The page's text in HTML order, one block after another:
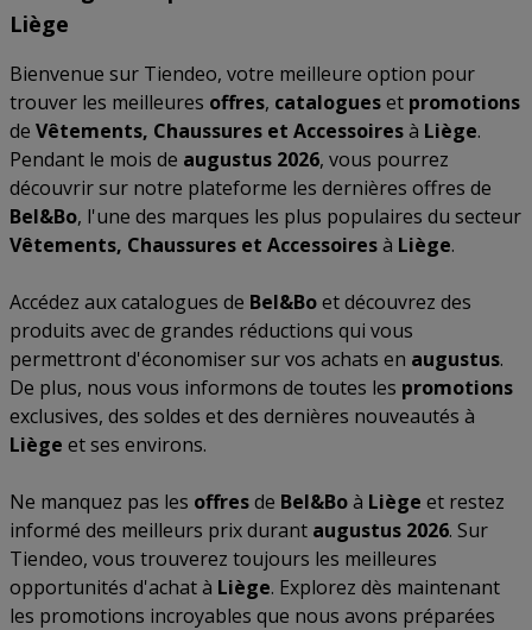
Liège
Bienvenue sur Tiendeo, votre meilleure option pour
trouver les meilleures offres, catalogueset promotions
de Vêtements, Chaussures et Accessoiresà Liège.
Pendant le mois de augustus 2026, vous pourrez
découvrir sur notre plateforme les dernières offres de
Bel&Bo, l'une des marques les plus populaires du secteur
Vêtements, Chaussures et Accessoiresà Liège.
Accédez aux catalogues de Bel&Boet découvrez des
produits avec de grandes réductions qui vous
permettront d'économiser sur vos achats en augustus.
De plus, nous vous informons de toutes les promotions
exclusives, des soldes et des dernières nouveautés à
Liège et ses environs.
Ne manquez pas les offresde Bel&Boà Liège et restez
informé des meilleurs prix durant augustus 2026. Sur
Tiendeo, vous trouverez toujours les meilleures
opportunités d'achat à Liège. Explorez dès maintenant
les promotions incroyables que nous avons préparées